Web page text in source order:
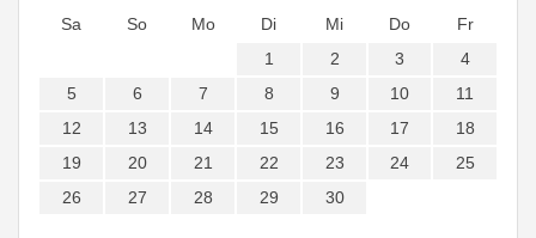
Sa
So Mo Di Mi Do
Fr
1
2 3
4
5
6 7 8 9 10
11
12
13 14 15 16 17
18
19
20 21 22 23 24
25
26
27 28 29 30